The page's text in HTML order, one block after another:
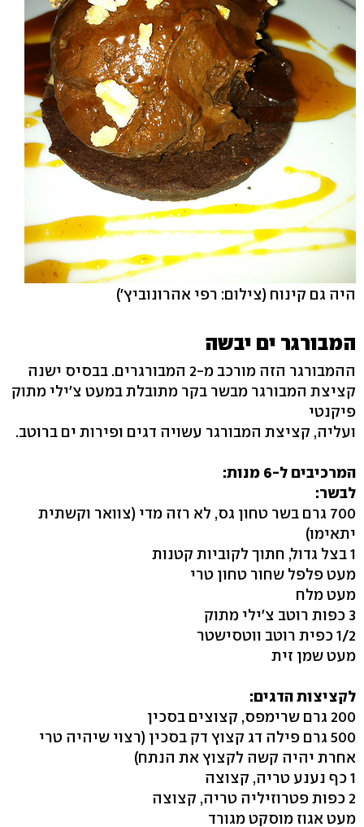
היה גם קינוח (צילום: רפי אהרונוביץ')
המבורגר ים יבשה
ההמבורגר הזה מורכב מ-2 המבורגרים. בבסיס ישנה
קציצת המבורגר מבשר בקר מתובלת במעט צ'ילי מתוק
פיקנטי
ועליה, קציצת המבורגר עשויה דגים ופירות ים ברוטב.
המרכיבים ל-6 מנות:
לבשר:
700 גרם בשר טחון גס, לא רזה מדי (צוואר וקשתית
יתאימו)
1 בצל גדול, חתוך לקוביות קטנות
מעט פלפל שחור טחון טרי
מעט מלח
3 כפות רוטב צ'ילי מתוק
1/2 כפית רוטב ווטסישטר
מעט שמן זית
לקציצות הדגים:
200 גרם שרימפס, קצוצים בסכין
500 גרם פילה דג קצוץ דק בסכין (רצוי שיהיה טרי
אחרת יהיה קשה לקצוץ את הנתח)
1 כף נענע טריה, קצוצה
2 כפות פטרוזיליה טריה, קצוצה
מעט אגוז מוסקט מגורד